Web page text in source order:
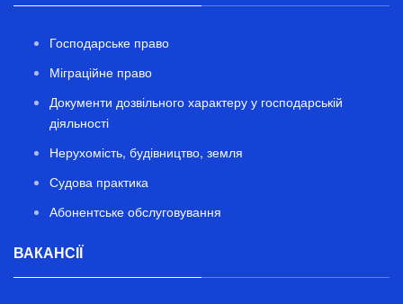
Господарське право
Міграційне право
Документи дозвільного характеру у господарській
діяльності
Нерухомість, будівництво, земля
Судова практика
Абонентське обслуговування
ВАКАНСІЇ